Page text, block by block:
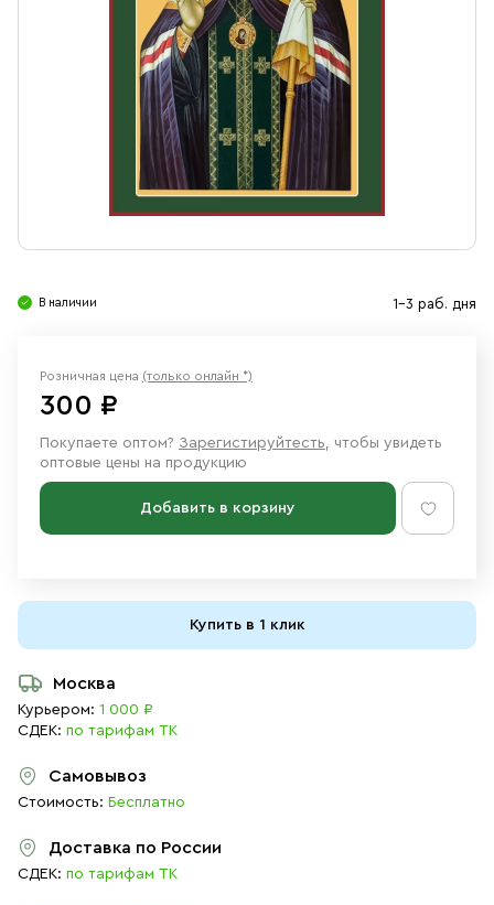
Ювелирные изделия
В наличии 1-3 раб. дня
Розничная цена (только онлайн *)
300 ₽
Покупаете оптом? Зарегистируйтесть, чтобы увидеть
оптовые цены на продукцию
Добавить в корзину
Купить в 1 клик
Москва
Курьером: 1 000 ₽
СДЕК: по тарифам ТК
Самовывоз
Стоимость: Бесплатно
Доставка по России
СДЕК: по тарифам ТК